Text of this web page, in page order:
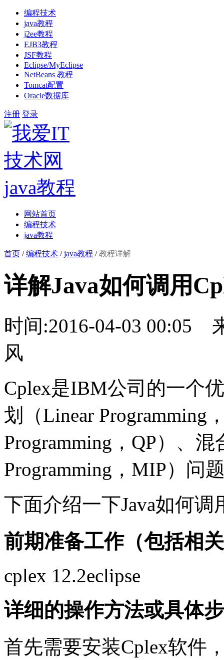
编程技术
java教程
j2ee教程
EJB3教程
JSF教程
Eclipse/MyEclipse
NetBeans 教程
Tomcat配置
Oracle数据库
注册 登录
网站首页
编程技术
java教程
首页 /编程技术 /java教程 /教程详解
详解Java如何调用
时间:2016-04-03 00:05
风
Cplex是IBM公司的一个
划（Linear Programming
Programming，QP）、
Programming，MIP）问
下面介绍一下Java如何调
前期准备工作（包括相
cplex 12.2eclipse
详细的操作方法或具体
首先需要安装Cplex软件